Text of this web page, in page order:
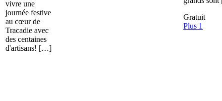
vivre une
journée festive
au cœur de
Tracadie avec
des centaines
d'artisans! […]
Gratuit
Plus 1